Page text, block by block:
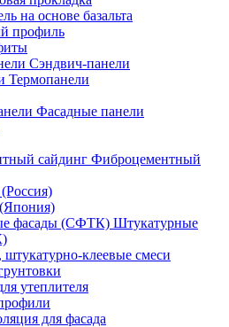
на основе базальта
профиль
Сэндвич-панели
Термопанели
Фасадные панели
Фиброцементный
Штукатурные
штукатурно-клеевые смеси
утеплителя
для фасада